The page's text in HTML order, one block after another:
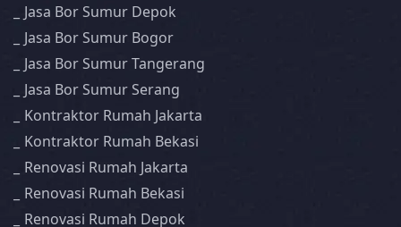
Jasa Bor Sumur Depok
Jasa Bor Sumur Bogor
Jasa Bor Sumur Tangerang
Jasa Bor Sumur Serang
Kontraktor Rumah Jakarta
Kontraktor Rumah Bekasi
Renovasi Rumah Jakarta
Renovasi Rumah Bekasi
Renovasi Rumah Depok